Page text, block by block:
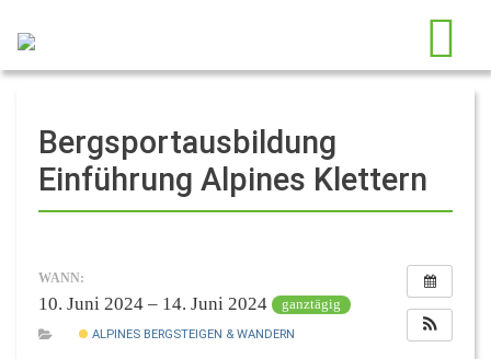
Bergsportausbildung
Einführung Alpines Klettern
WANN:
10. Juni 2024 – 14. Juni 2024 ganztägig
ALPINES BERGSTEIGEN & WANDERN